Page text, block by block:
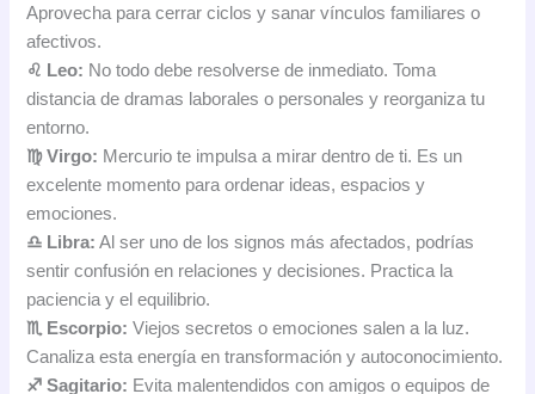
Aprovecha para cerrar ciclos y sanar vínculos familiares o
afectivos.
♌ Leo: No todo debe resolverse de inmediato. Toma
distancia de dramas laborales o personales y reorganiza tu
entorno.
♍ Virgo: Mercurio te impulsa a mirar dentro de ti. Es un
excelente momento para ordenar ideas, espacios y
emociones.
♎ Libra: Al ser uno de los signos más afectados, podrías
sentir confusión en relaciones y decisiones. Practica la
paciencia y el equilibrio.
♏ Escorpio: Viejos secretos o emociones salen a la luz.
Canaliza esta energía en transformación y autoconocimiento.
♐ Sagitario: Evita malentendidos con amigos o equipos de